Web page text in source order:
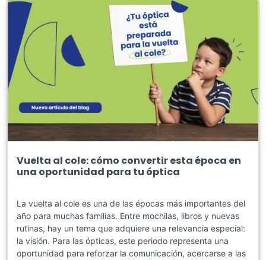
Vuelta al cole: cómo convertir esta época en
una oportunidad para tu óptica
La vuelta al cole es una de las épocas más importantes del
año para muchas familias. Entre mochilas, libros y nuevas
rutinas, hay un tema que adquiere una relevancia especial:
la visión. Para las ópticas, este periodo representa una
oportunidad para reforzar la comunicación, acercarse a las